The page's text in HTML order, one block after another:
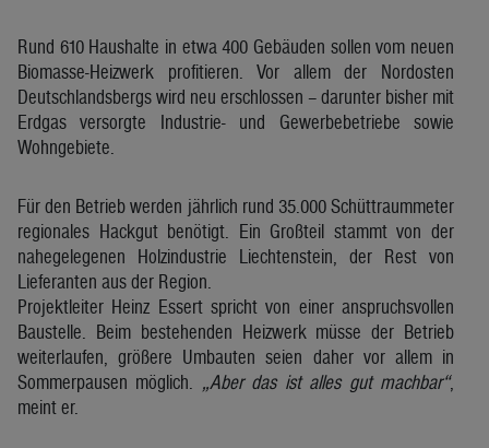
Rund 610 Haushalte in etwa 400 Gebäuden sollen vom neuen
Biomasse-Heizwerk profitieren. Vor allem der Nordosten
Deutschlandsbergs wird neu erschlossen – darunter bisher mit
Erdgas versorgte Industrie- und Gewerbebetriebe sowie
Wohngebiete.
Für den Betrieb werden jährlich rund 35.000 Schüttraummeter
regionales Hackgut benötigt. Ein Großteil stammt von der
nahegelegenen Holzindustrie Liechtenstein, der Rest von
Lieferanten aus der Region.
Projektleiter Heinz Essert spricht von einer anspruchsvollen
Baustelle. Beim bestehenden Heizwerk müsse der Betrieb
weiterlaufen, größere Umbauten seien daher vor allem in
Sommerpausen möglich. „Aber das ist alles gut machbar“,
meint er.